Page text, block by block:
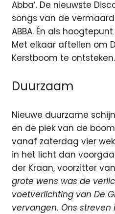
Abba’. De nieuwste
songs van de
ABBA. Én als
Met elkaar aftellen om
Kerstboom te ontsteken.
Duurzaam
Nieuwe duurzame
en de piek van de
vanaf zaterdag vier
in het licht dan
der Kraan, voorzitter
grote wens was de
voetverlichting van De
vervangen. Ons